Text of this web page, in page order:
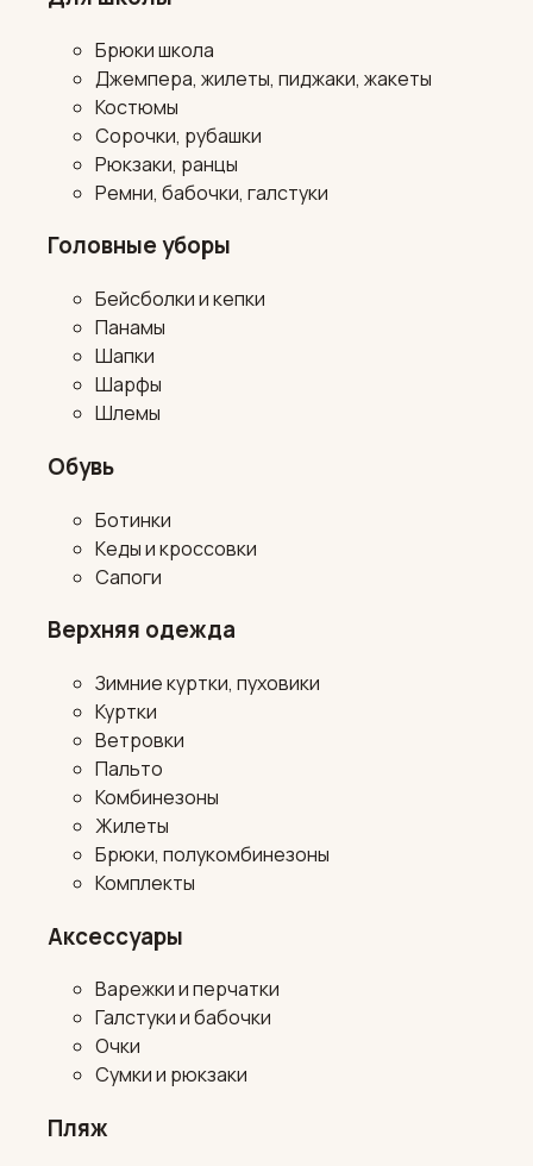
Брюки школа
Джемпера, жилеты, пиджаки, жакеты
Костюмы
Сорочки, рубашки
Рюкзаки, ранцы
Ремни, бабочки, галстуки
Головные уборы
Бейсболки и кепки
Панамы
Шапки
Шарфы
Шлемы
Обувь
Ботинки
Кеды и кроссовки
Сапоги
Верхняя одежда
Зимние куртки, пуховики
Куртки
Ветровки
Пальто
Комбинезоны
Жилеты
Брюки, полукомбинезоны
Комплекты
Аксессуары
Варежки и перчатки
Галстуки и бабочки
Очки
Сумки и рюкзаки
Пляж